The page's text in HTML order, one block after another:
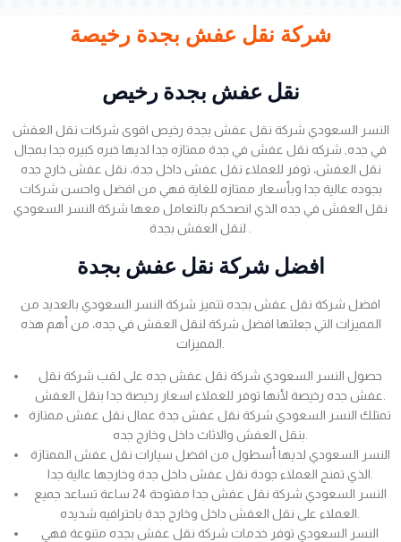
شركة نقل عفش بجدة رخيصة
نقل عفش بجدة رخيص
النسر السعودي شركة نقل عفش بجدة رخيص اقوى شركات نقل العفش
في جده, شركه نقل عفش في جدة ممتازه جدا لديها خبره كبيره جدا بمجال
نقل العفش، توفر للعملاء نقل عفش داخل جدة، نقل عفش خارج جده
بجوده عالية جدا وبأسعار ممتازه للغاية فهي من افضل واحسن شركات
نقل العفش في جده الذي انصحكم بالتعامل معها شركة النسر السعودي
لنقل العفش بجدة .
افضل شركة نقل عفش بجدة
افضل شركة نقل عفش بجده تتميز شركة النسر السعودي بالعديد من
المميزات التي جعلتها افضل شركة لنقل العفش في جده، من أهم هذه
المميزات.
حصول النسر السعودي شركة نقل عفش جده على لقب شركة نقل
عفش جده رخيصة لأنها توفر للعملاء اسعار رخيصة جدا بنقل العفش.
تمتلك النسر السعودي شركة نقل عفش جدة عمال نقل عفش ممتازة
بنقل العفش والاثاث داخل وخارج جده.
النسر السعودي لديها أسطول من افضل سيارات نقل عفش الممتازة
الذي تمنح العملاء جودة نقل عفش داخل جدة وخارجها عالية جدا.
النسر السعودي شركة نقل عفش جدا مفتوحة 24 ساعة تساعد جميع
العملاء على نقل العفش داخل وخارج جدة باحترافيه شديده.
النسر السعودي توفر خدمات شركة نقل عفش بجده متنوعة فهي